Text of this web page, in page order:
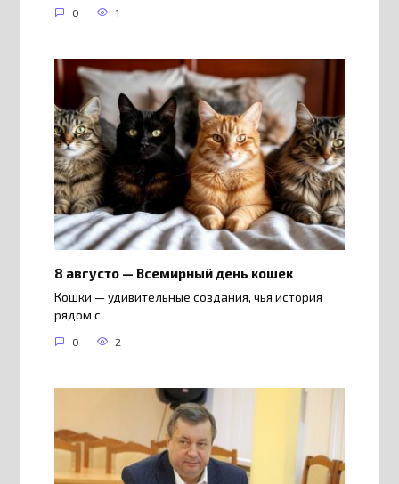
0 1
8 августо — Всемирный день кошек
Кошки — удивительные создания, чья история
рядом с
0 2